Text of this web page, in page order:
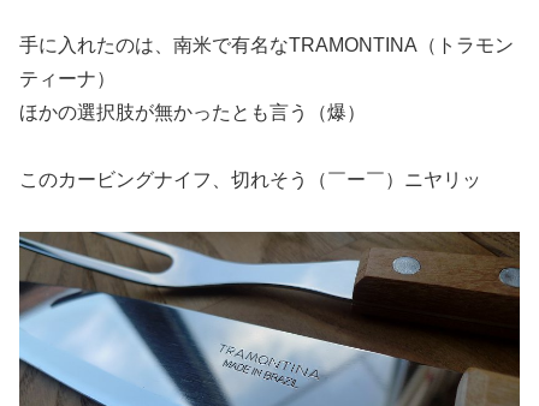
手に入れたのは、南米で有名なTRAMONTINA（トラモン
ティーナ）
ほかの選択肢が無かったとも言う（爆）
このカービングナイフ、切れそう（￣ー￣）ニヤリッ